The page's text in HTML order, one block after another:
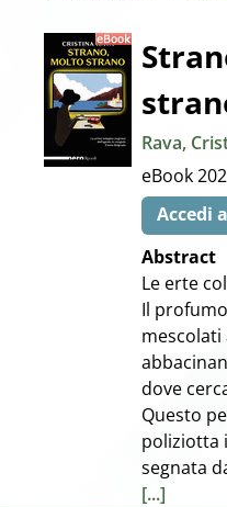
del
Rava,
eBook
Accedi
Abstract
Le erte
Il
mescolati
dove
Questo
poliziotta
segnata
[...]